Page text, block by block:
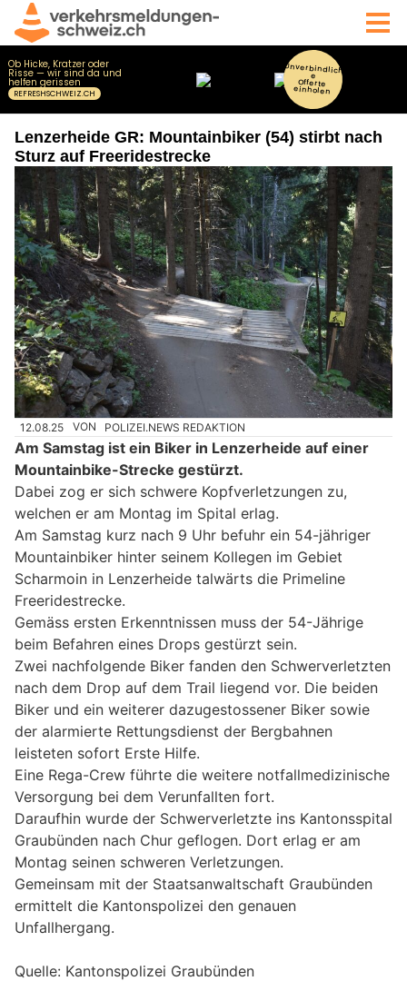
Lenzerheide GR: Mountainbiker (54) stirbt nach
Sturz auf Freeridestrecke
12.08.25 VON POLIZEI.NEWS REDAKTION
Am Samstag ist ein Biker in Lenzerheide auf einer
Mountainbike-Strecke gestürzt.
Dabei zog er sich schwere Kopfverletzungen zu,
welchen er am Montag im Spital erlag.
Am Samstag kurz nach 9 Uhr befuhr ein 54-jähriger
Mountainbiker hinter seinem Kollegen im Gebiet
Scharmoin in Lenzerheide talwärts die Primeline
Freeridestrecke.
Gemäss ersten Erkenntnissen muss der 54-Jährige
beim Befahren eines Drops gestürzt sein.
Zwei nachfolgende Biker fanden den Schwerverletzten
nach dem Drop auf dem Trail liegend vor. Die beiden
Biker und ein weiterer dazugestossener Biker sowie
der alarmierte Rettungsdienst der Bergbahnen
leisteten sofort Erste Hilfe.
Eine Rega-Crew führte die weitere notfallmedizinische
Versorgung bei dem Verunfallten fort.
Daraufhin wurde der Schwerverletzte ins Kantonsspital
Graubünden nach Chur geflogen. Dort erlag er am
Montag seinen schweren Verletzungen.
Gemeinsam mit der Staatsanwaltschaft Graubünden
ermittelt die Kantonspolizei den genauen
Unfallhergang.
Quelle: Kantonspolizei Graubünden